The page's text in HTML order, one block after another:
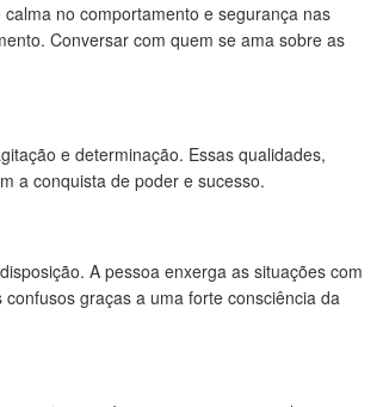
no comportamento e segurança nas
Conversar com quem se ama sobre as
e determinação. Essas qualidades,
a conquista de poder e sucesso.
A pessoa enxerga as situações com
graças a uma forte consciência da